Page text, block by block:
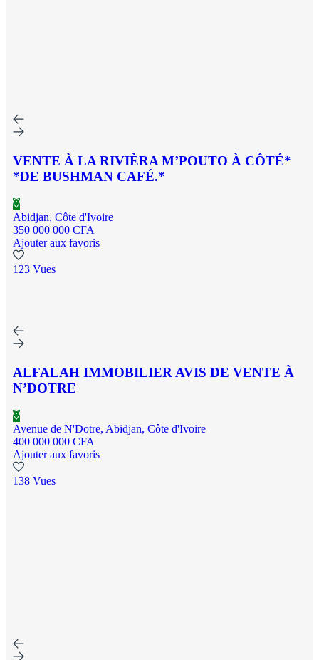
VENTE À LA RIVIÈRA M’POUTO À CÔTÉ*
*DE BUSHMAN CAFÉ.*
Abidjan, Côte d'Ivoire
350 000 000 CFA
Ajouter aux favoris
123 Vues
ALFALAH IMMOBILIER AVIS DE VENTE À
N’DOTRE
Avenue de N'Dotre, Abidjan, Côte d'Ivoire
400 000 000 CFA
Ajouter aux favoris
138 Vues